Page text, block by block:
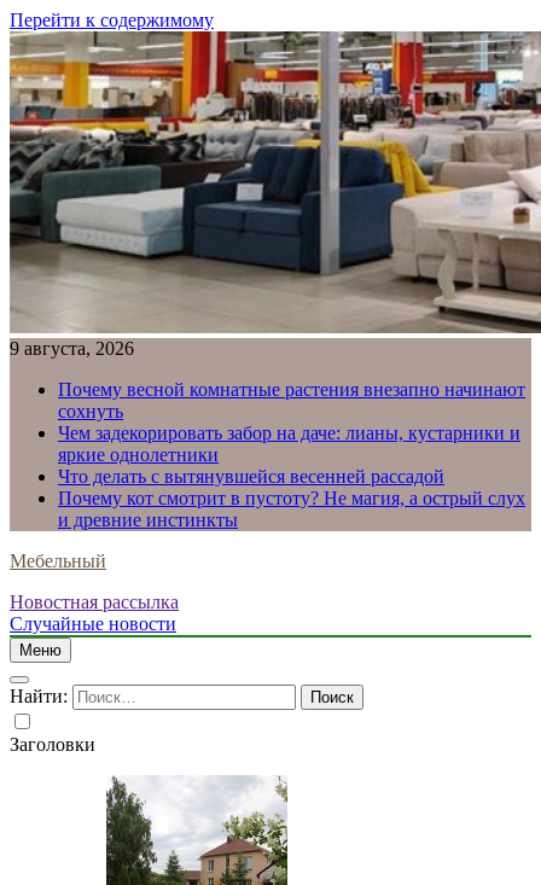
Перейти к содержимому
9 августа, 2026
Почему весной комнатные растения внезапно начинают
сохнуть
Чем задекорировать забор на даче: лианы, кустарники и
яркие однолетники
Что делать с вытянувшейся весенней рассадой
Почему кот смотрит в пустоту? Не магия, а острый слух
и древние инстинкты
Мебельный
Новостная рассылка
Случайные новости
Меню
Найти:
Заголовки